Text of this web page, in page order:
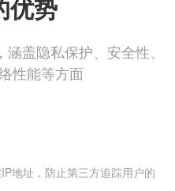
优势
盖隐私保护、安全性、
性能等方面
地址，防止第三方追踪用户的